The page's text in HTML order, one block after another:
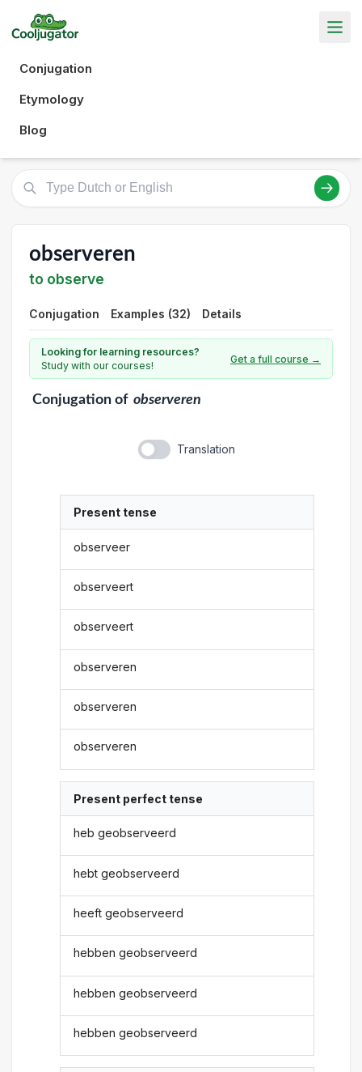
Conjugation
Etymology
Blog
observeren
to observe
Conjugation Examples (32) Details
Looking for learning resources?
Study with our courses!
Get a full course →
Conjugationof observeren
Translation
Present tense
observeer
observeert
observeert
observeren
observeren
observeren
Present perfect tense
heb geobserveerd
hebt geobserveerd
heeft geobserveerd
hebben geobserveerd
hebben geobserveerd
hebben geobserveerd